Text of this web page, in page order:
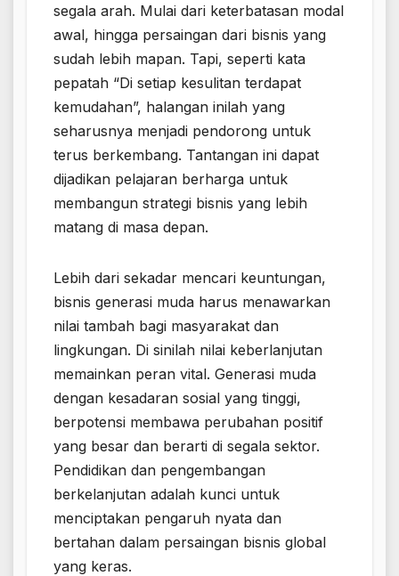
segala arah. Mulai dari keterbatasan modal
awal, hingga persaingan dari bisnis yang
sudah lebih mapan. Tapi, seperti kata
pepatah “Di setiap kesulitan terdapat
kemudahan”, halangan inilah yang
seharusnya menjadi pendorong untuk
terus berkembang. Tantangan ini dapat
dijadikan pelajaran berharga untuk
membangun strategi bisnis yang lebih
matang di masa depan.
Lebih dari sekadar mencari keuntungan,
bisnis generasi muda harus menawarkan
nilai tambah bagi masyarakat dan
lingkungan. Di sinilah nilai keberlanjutan
memainkan peran vital. Generasi muda
dengan kesadaran sosial yang tinggi,
berpotensi membawa perubahan positif
yang besar dan berarti di segala sektor.
Pendidikan dan pengembangan
berkelanjutan adalah kunci untuk
menciptakan pengaruh nyata dan
bertahan dalam persaingan bisnis global
yang keras.